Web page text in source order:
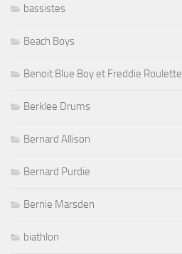
bassistes
Beach Boys
Benoit Blue Boy et Freddie Roulette
Berklee Drums
Bernard Allison
Bernard Purdie
Bernie Marsden
biathlon